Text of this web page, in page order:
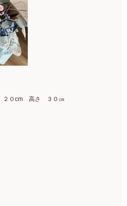
０cm 高さ ３０㎝